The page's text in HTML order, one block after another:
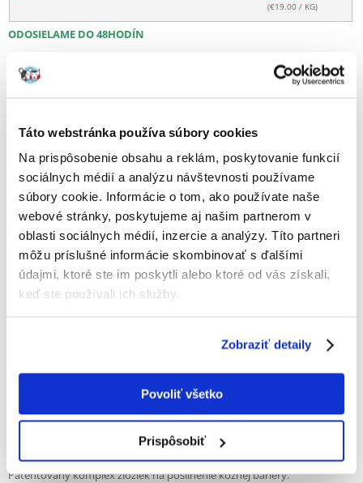
Táto webstránka používa súbory cookies
Na prispôsobenie obsahu a reklám, poskytovanie funkcií
sociálnych médií a analýzu návštevnosti používame
súbory cookie. Informácie o tom, ako používate naše
webové stránky, poskytujeme aj našim partnerom v
oblasti sociálnych médií, inzercie a analýzy. Títo partneri
môžu príslušné informácie skombinovať s ďalšími
údajmi, ktoré ste im poskytli alebo ktoré od vás získali,
keď ste používali ich služby.
Zobraziť detaily
Povoliť všetko
Prispôsobiť
(€19.00 / KG)
ODOSIELAME DO 48HODÍN
Fotky našich zákazníkov
Popis
Veterinárna diéta pre mačky s potravinovými alergiami.
Určenie: dospelé mačky s alergiami
Eliminačná diéta pre mačky, u ktorých klinické príznaky potravinovej
alergie neustupujú napriek diéte obsahujúcej hydrolyzované bielkoviny
(polypeptidy).
Alergia na potraviny s dermatologickými a/alebo gastrointestinálnymi
Potravinová intolerancia.
Zápalové ochorenie čriev (IBD).
OLIGOPEPTIDY A AMINOKYSELINY
ZNÍŽENIE ZDROJOV ALERGÉNOV
- Receptúra a technologický postup znižujú počet potenciálnych
- Čistený škrob namiesto celých zŕn, špeciálne vyvinuté nové aromatické
látky minimalizujú riziko vzniku alergií.
POSILNENIE KOŽNEJ BARIÉRY
Patentovaný komplex zložiek na posilnenie kožnej bariéry.